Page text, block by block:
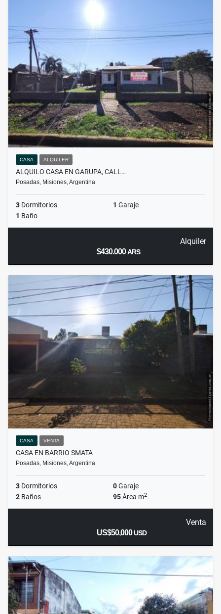
CASA ALQUILER
ALQUILO CASA EN GARUPA, CALL…
Posadas, Misiones, Argentina
3 Dormitorios 1 Garaje
1 Baño
Alquiler
$430.000ARS
CASA VENTA
CASA EN BARRIO SMATA
Posadas, Misiones, Argentina
3 Dormitorios 0Garaje
2 Baños 95Área m2
Venta
US$50,000USD